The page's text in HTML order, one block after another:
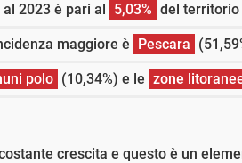
2023 è pari al 5,03% del
maggiore è Pescara
polo (10,34%) e le zone
crescita e questo è un